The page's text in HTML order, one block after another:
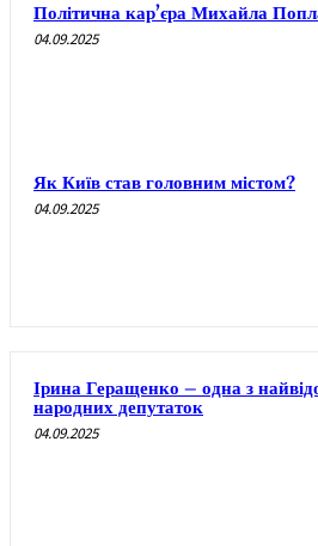
Політична кар’єра Михайла
04.09.2025
Як Київ став головним містом?
04.09.2025
Ірина Геращенко – одна з
народних депутаток
04.09.2025